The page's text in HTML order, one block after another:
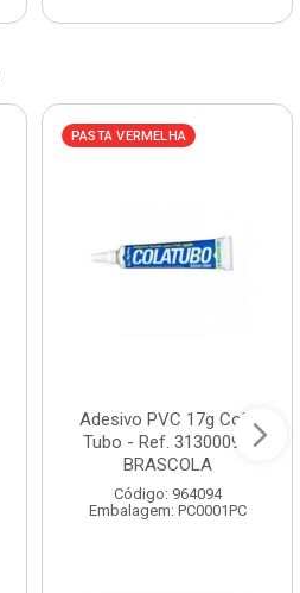
PASTA VERMELHA
Adesivo PVC 17g Cola
Tubo - Ref. 3130009 -
BRASCOLA
Código: 964094
Embalagem: PC0001PC